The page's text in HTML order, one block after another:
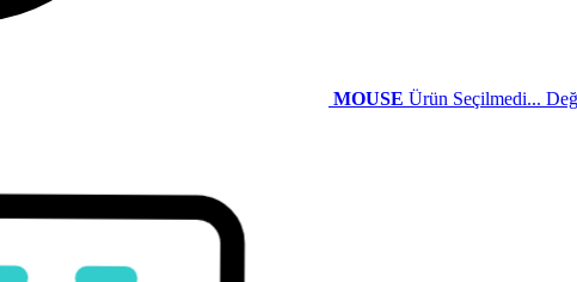
MOUSE Ürün Seçilmedi...